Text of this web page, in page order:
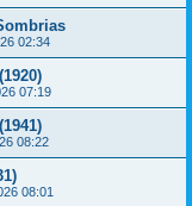
02:34
07:19
08:22
08:01